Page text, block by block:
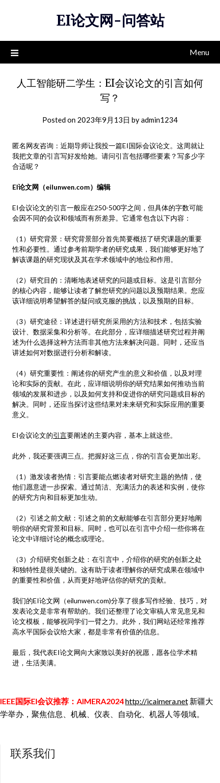
EI论文网-问答站
Menu
人工智能研二学生：EI会议论文的引言如何
写？
Posted on 2023年9月13日 byadmin1234
匿名网友咨询：近期导师让我投一篇EI国际会议论文。这周就让
我把文章的引言写好发给她。请问引言包括哪些要素？写多少字
合适呢？
EI论文网（eilunwen.com）编辑
EI会议论文的引言一般应在250-500字之间，但具体的字数可能
会因不同的会议和领域而有所差异。它通常包含以下内容：
（1）研究背景：研究背景部分首先简要概括了研究课题的重要
性和必要性。通过参考前期学者的研究成果，我们能够更好地了
解该课题的研究现状及其在学术领域中的地位和作用。
（2）研究目的：清晰地表述研究的问题或目标。这是引言部分
的核心内容，能够让读者了解您研究的问题以及预期结果。您应
该详细说明希望解答的疑问或克服的挑战，以及预期的目标。
（3）研究途径：详述进行研究所采用的方法和技术，包括实验
设计、数据采集和分析等。在此部分，应详细描述研究过程并阐
述为什么选择这种方法而非其他方法来解决问题。同时，还应当
讲述如何对数据进行分析和解读。
（4）研究重要性：阐述你的研究产生的意义和价值，以及对理
论和实际的贡献。在此，应详细说明你的研究结果如何推动当前
领域的发展和进步，以及如何支持和促进你的研究问题或目标的
解决。同时，还应当探讨这些结果对未来研究和实际应用的重要
意义。
EI会议论文的引言要阐述的主要内容，基本上就这些。
此外，我还要强调三点。把握好这三点，你的引言会更加出彩。
（1）激发读者热情：引言要能点燃读者对研究主题的热情，使
他们愿意进一步探索。通过简洁、充满活力的表述和实例，使你
的研究方向和目标更加生动。
（2）引述之前文献：引述之前的文献能够在引言部分更好地阐
明你的研究背景和目标。同时，也可以在引言中介绍一些你将在
论文中详细讨论的概念或理论。
（3）介绍研究创新之处：在引言中，介绍你的研究的创新之处
和独特性是很关键的。这有助于读者理解你的研究成果在领域中
的重要性和价值，从而更好地评估你的研究的贡献。
我们的EI论文网（eilunwen.com)分享了很多写作经验、技巧，对
发表论文是非常有帮助的。我们还整理了论文审稿人常见意见和
论文模板，能够祝同学们一臂之力。此外，我们网站还经常推荐
高水平国际会议给大家，都是非常有价值的信息。
最后，我代表EI论文网向大家致以美好的祝愿，愿各位学术精
进，生活美满。
IEEE国际EI会议推荐：AIMERA2024http://icaimera.net 新疆大
学举办，聚焦信息、机械、仪表、自动化、机器人等领域。
联系我们